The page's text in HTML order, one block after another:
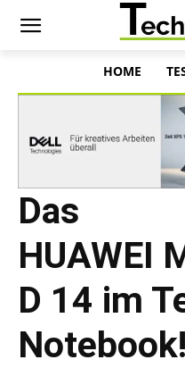
HOME
Das
HUAWEI
D 14 im
Notebook!